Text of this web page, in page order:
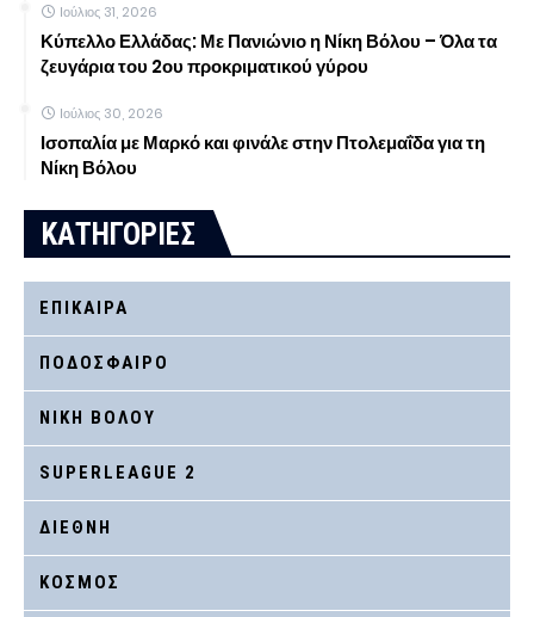
Ιούλιος 31, 2026
Κύπελλο Ελλάδας: Με Πανιώνιο η Νίκη Βόλου – Όλα τα
ζευγάρια του 2ου προκριματικού γύρου
Ιούλιος 30, 2026
Ισοπαλία με Μαρκό και φινάλε στην Πτολεμαΐδα για τη
Νίκη Βόλου
ΚΑΤΗΓΟΡΙΕΣ
ΕΠΙΚΑΙΡΑ
ΠΟΔΟΣΦΑΙΡΟ
ΝΙΚΗ ΒΟΛΟΥ
SUPERLEAGUE 2
ΔΙΕΘΝΗ
ΚΟΣΜΟΣ